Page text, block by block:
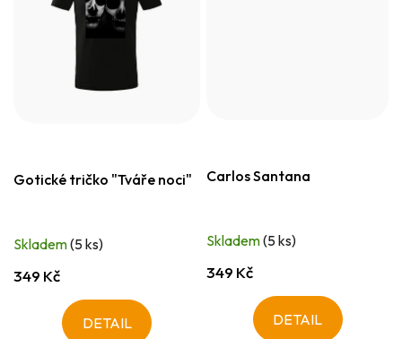
Gotické tričko "Tváře noci"
Skladem(5 ks)
349 Kč
DETAIL
Carlos Santana
Skladem(5 ks)
349 Kč
DETAIL